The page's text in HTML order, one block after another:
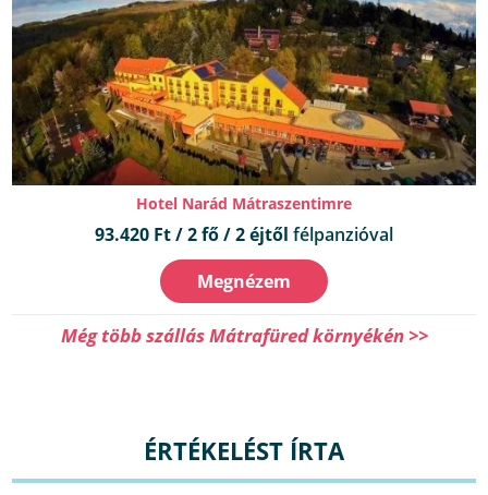
Hotel Narád Mátraszentimre
93.420 Ft / 2 fő / 2 éjtől félpanzióval
Megnézem
Még több szállás Mátrafüred környékén >>
ÉRTÉKELÉST ÍRTA